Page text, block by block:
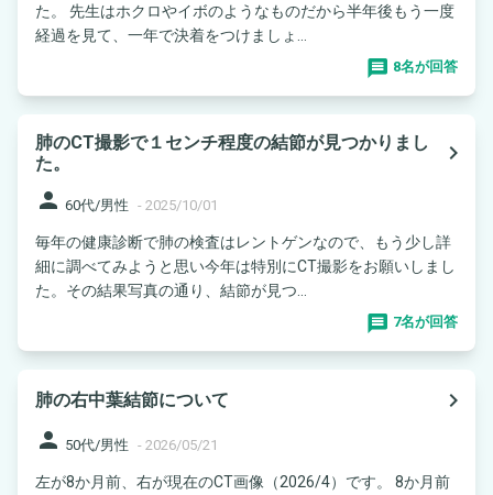
た。 先生はホクロやイボのようなものだから半年後もう一度
経過を見て、一年で決着をつけましょ...
8名が回答
肺のCT撮影で１センチ程度の結節が見つかりまし
た。
navigate_next
person 60代/男性 - 2025/10/01
毎年の健康診断で肺の検査はレントゲンなので、もう少し詳
細に調べてみようと思い今年は特別にCT撮影をお願いしまし
た。その結果写真の通り、結節が見つ...
7名が回答
肺の右中葉結節について
navigate_next
person 50代/男性 - 2026/05/21
左が8か月前、右が現在のCT画像（2026/4）です。 8か月前